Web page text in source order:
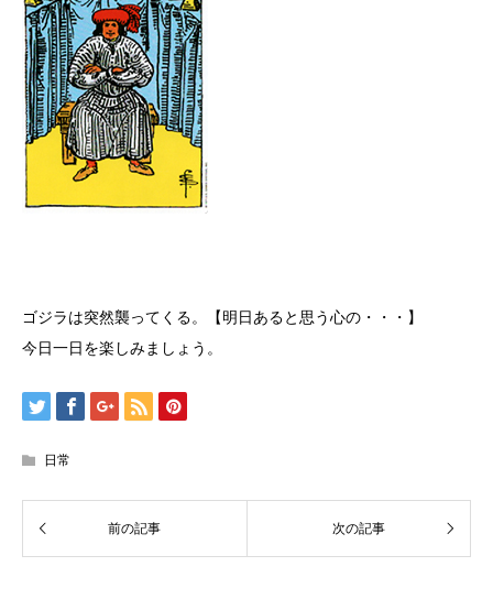
ゴジラは突然襲ってくる。【明日あると思う心の・・・】
今日一日を楽しみましょう。
日常